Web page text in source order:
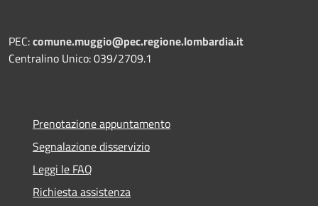
PEC:comune.muggio@pec.regione.lombardia.it
Centralino Unico: 039/2709.1
Prenotazione appuntamento
Segnalazione disservizio
Leggi le FAQ
Richiesta assistenza